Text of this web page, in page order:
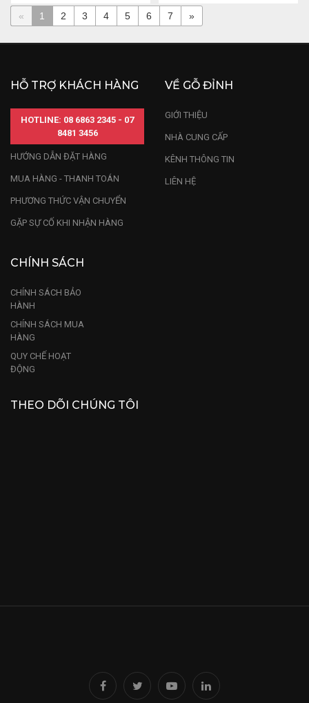
« 1 2 3 4 5 6 7 »
HỖ TRỢ KHÁCH HÀNG
HOTLINE: 08 6863 2345 - 07
8481 3456
HƯỚNG DẪN ĐẶT HÀNG
MUA HÀNG - THANH TOÁN
PHƯƠNG THỨC VẬN CHUYỂN
GẶP SỰ CỐ KHI NHẬN HÀNG
VỀ GỖ ĐỈNH
GIỚI THIỆU
NHÀ CUNG CẤP
KÊNH THÔNG TIN
LIÊN HỆ
CHÍNH SÁCH
CHÍNH SÁCH BẢO
HÀNH
CHÍNH SÁCH MUA
HÀNG
QUY CHẾ HOẠT
ĐỘNG
THEO DÕI CHÚNG TÔI